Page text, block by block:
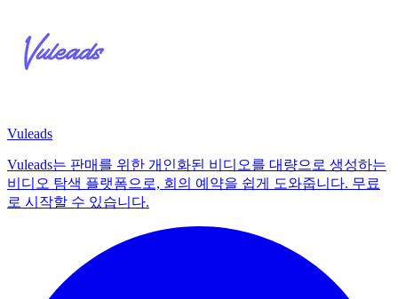
Vuleads
Vuleads는 판매를 위한 개인화된 비디오를 대량으로 생성하는
비디오 탐색 플랫폼으로, 회의 예약을 쉽게 도와줍니다. 무료
로 시작할 수 있습니다.